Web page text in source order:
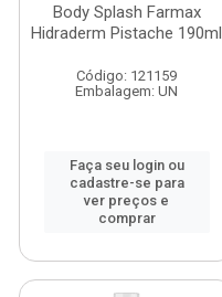
Body Splash Farmax
Hidraderm Pistache 190ml
Código: 121159
Embalagem: UN
Faça seu login ou
cadastre-se para
ver preços e
comprar